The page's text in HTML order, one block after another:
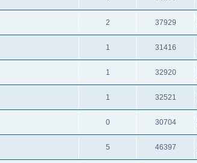
2 37929
1 31416
1 32920
1 32521
0 30704
5 46397